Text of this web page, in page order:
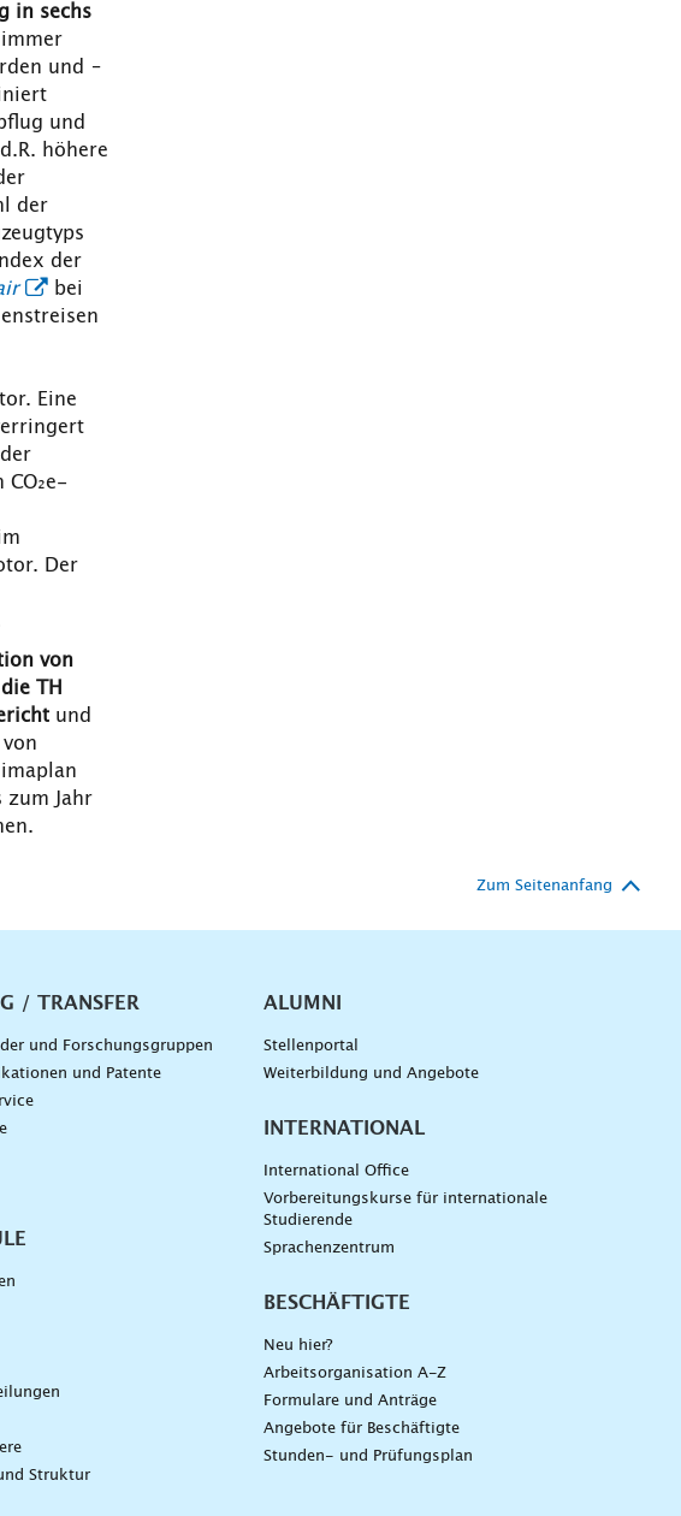
in sechs
immer
und –
und
höhere
der
der
bei
Eine
CO₂e-
Der
von
TH
und
zum Jahr
Zum Seitenanfang
/ TRANSFER
und Forschungsgruppen
und Patente
Struktur
ALUMNI
Stellenportal
Weiterbildung und Angebote
INTERNATIONAL
International Office
Vorbereitungskurse für internationale
Studierende
Sprachenzentrum
BESCHÄFTIGTE
Neu hier?
Arbeitsorganisation A-Z
Formulare und Anträge
Angebote für Beschäftigte
Stunden- und Prüfungsplan